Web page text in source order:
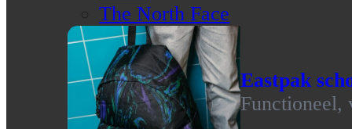
The North Face
Eastpak
Functioneel,